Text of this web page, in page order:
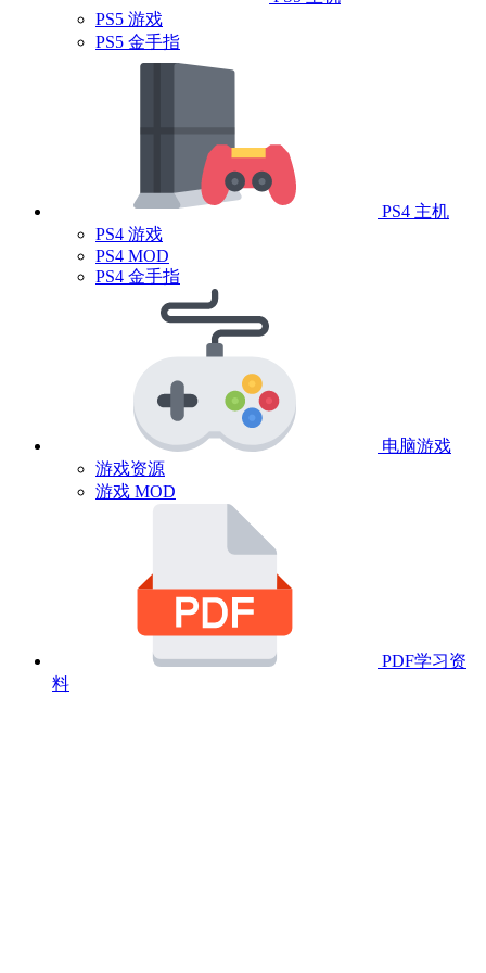
PS5 游戏
PS5 金手指
PS4 主机
PS4 游戏
PS4 MOD
PS4 金手指
电脑游戏
游戏资源
游戏 MOD
PDF学习资
料